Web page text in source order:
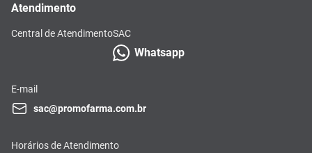
Atendimento
Central de AtendimentoSAC
Whatsapp
E-mail
sac@promofarma.com.br
Horários de Atendimento